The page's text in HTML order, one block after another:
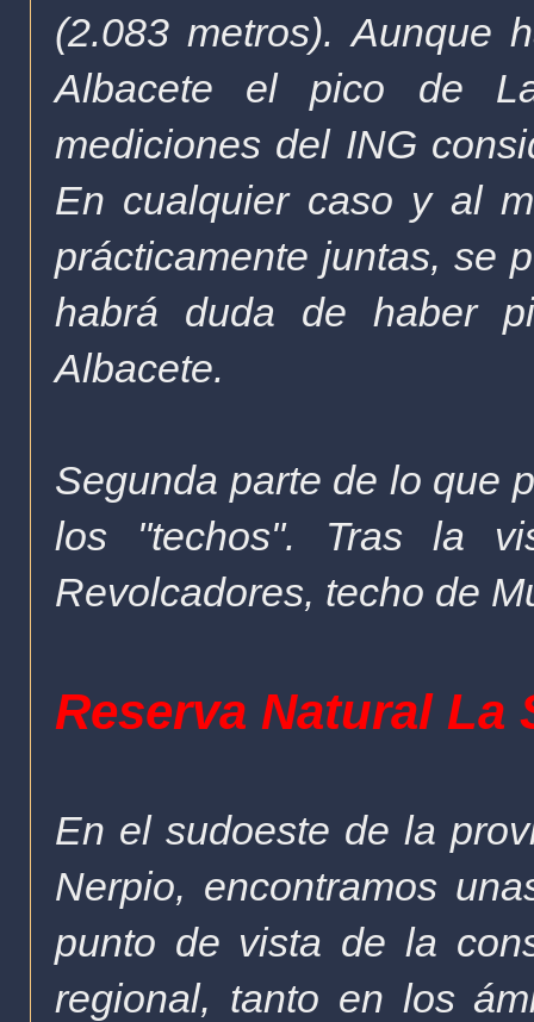
(2.083 metros).Aunque
Albacete el pico de
mediciones del ING
En cualquier caso y al
prácticamente juntas, se
habrá duda de haber
Albacete.
Segunda parte de lo que
los "techos". Tras la
Revolcadores, techo de
Reserva Natural La
En el sudoeste de la
Nerpio, encontramos
punto de vista de la
regional, tanto en los